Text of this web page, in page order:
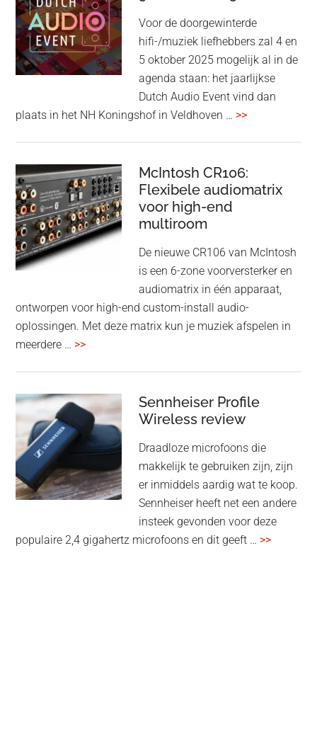
Grace
aan:
high-
end
earbuds
titanium
Adaptive
noise
cancelling
Voor de doorgewinterde
hifi-/muziek liefhebbers zal 4 en
5 oktober 2025 mogelijk al in de
agenda staan: het jaarlijkse
Dutch Audio Event vind dan
plaats in het NH Koningshof in Veldhoven … >>overDutch
–
4
McIntosh CR106:
Flexibele audiomatrix
voor high-end
multiroom
De nieuwe CR106 van McIntosh
is een 6-zone voorversterker en
audiomatrix in één apparaat,
ontworpen voor high-end custom-install audio-
oplossingen. Met deze matrix kun je muziek afspelen in
meerdere … >>overMcIntosh
audiomatrix
voor
high-
end
multiroom
Sennheiser Profile
Wireless review
Draadloze microfoons die
makkelijk te gebruiken zijn, zijn
er inmiddels aardig wat te koop.
Sennheiser heeft net een andere
insteek gevonden voor deze
populaire 2,4 gigahertz microfoons en dit geeft … >>